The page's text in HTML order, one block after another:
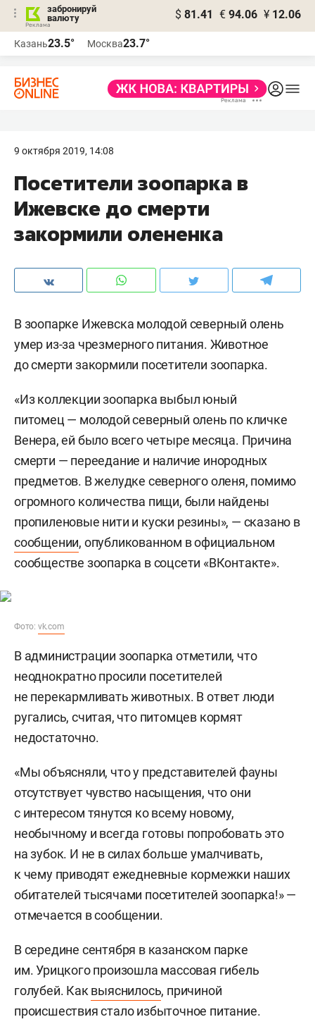
забронируй
валюту
$ 81.41 € 94.06 ¥ 12.06
Казань23.5° Москва23.7°
9 октября 2019, 14:08
Посетители зоопарка в
Ижевске до смерти
закормили олененка​
В зоопарке Ижевска молодой северный олень
умер из-за чрезмерного питания. Животное
до смерти закормили посетители зоопарка.
«Из коллекции зоопарка выбыл юный
питомец — молодой северный олень по кличке
Венера, ей было всего четыре месяца. Причина
смерти — переедание и наличие инородных
предметов. В желудке северного оленя, помимо
огромного количества пищи, были найдены
пропиленовые нити и куски резины», — сказано в
сообщении, опубликованном в официальном
сообществе зоопарка в соцсети «ВКонтакте».
Фото: vk.com
В администрации зоопарка отметили, что
неоднократно просили посетителей
не перекармливать животных. В ответ люди
ругались, считая, что питомцев кормят
недостаточно.
«Мы объясняли, что у представителей фауны
отсутствует чувство насыщения, что они
с интересом тянутся ко всему новому,
необычному и всегда готовы попробовать это
на зубок. И не в силах больше умалчивать,
к чему приводят ежедневные кормежки наших
обитателей тысячами посетителей зоопарка!» —
отмечается в сообщении.
В середине сентября в казанском парке
им. Урицкого произошла массовая гибель
голубей. Как выяснилось, причиной
происшествия стало избыточное питание.